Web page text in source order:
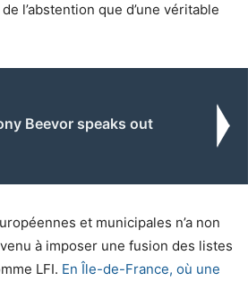
l’abstention que d’une véritable
Beevor speaks out
et municipales n’a non
à imposer une fusion des listes
LFI. En Île-de-France, où une